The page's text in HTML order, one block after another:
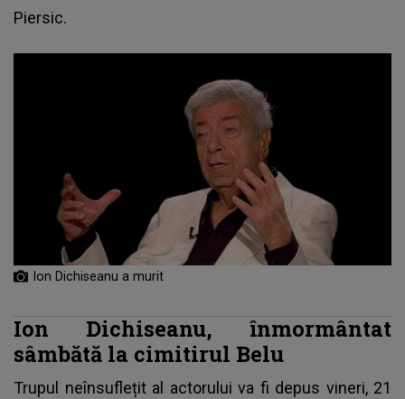
Piersic.
Ion Dichiseanu a murit
Ion Dichiseanu, înmormântat
sâmbătă la cimitirul Belu
Trupul neînsuflețit al actorului va fi depus vineri, 21